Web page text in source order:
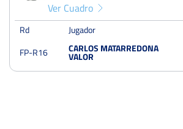
PERDIDOS SETS
2
PERDIDOS JUEGOS GANADOS
12 12 0
Ver Cuadro
Rd Jugador
FP-R16
CARLOS MATARREDONA
VALOR